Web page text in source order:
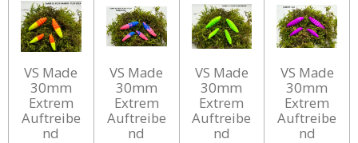
VS Made
30mm
Extrem
Auftreibe
nd
VS Made
30mm
Extrem
Auftreibe
nd
VS Made
30mm
Extrem
Auftreibe
nd
VS Made
30mm
Extrem
Auftreibe
nd